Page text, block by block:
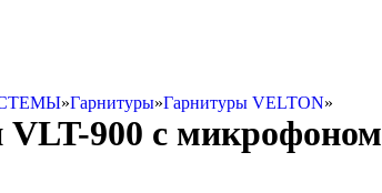
»Гарнитуры»Гарнитуры VELTON»
900 с микрофоном